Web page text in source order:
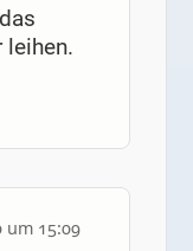
leihen.
um 15:09